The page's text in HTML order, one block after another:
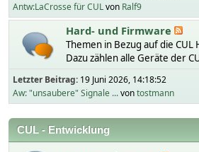
Antw:LaCrosse für CULvon Ralf9
Hard- und Firmware
Themen in Bezug auf die CUL
Dazu zählen alle Geräte der
Letzter Beitrag: 19 Juni 2026, 14:18:52
Aw: "unsaubere" Signale ...vontostmann
CUL - Entwicklung